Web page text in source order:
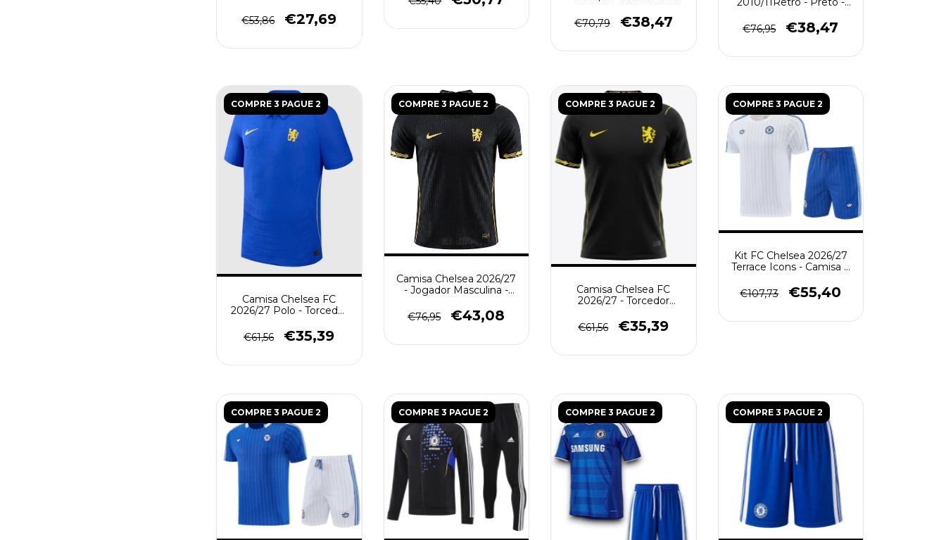
€53,86 €27,69
€70,79
€38,47
€76,95
€38,47
COMPRE 3 PAGUE 2
Camisa Chelsea FC
2026/27 Polo - Torcedor
Dourada
€61,56 €35,39
COMPRE 3 PAGUE 2
Camisa Chelsea 2026/27
- Jogador Masculina -
€76,95
€43,08
COMPRE 3 PAGUE 2
Camisa Chelsea FC
2026/27 - Torcedor
Amarela
€61,56 €35,39
COMPRE 3 PAGUE 2
Kit FC Chelsea 2026/27
Terrace Icons - Camisa e
Branco
€107,73 €55,40
COMPRE 3 PAGUE 2 COMPRE 3 PAGUE 2 COMPRE 3 PAGUE 2 COMPRE 3 PAGUE 2